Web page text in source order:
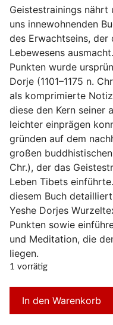
Geistestrainings
uns innewohnenden
des Erwachtseins, der
Lebewesens
Punkten wurde
Dorje (1101–1175 n.
als komprimierte
diese den Kern seiner
leichter einprägen
gründen auf dem
großen
Chr.), der das
Leben Tibets
diesem Buch
Yeshe Dorjes
Punkten sowie
und Meditation, die
liegen.
1 vorrätig
In den Warenkorb